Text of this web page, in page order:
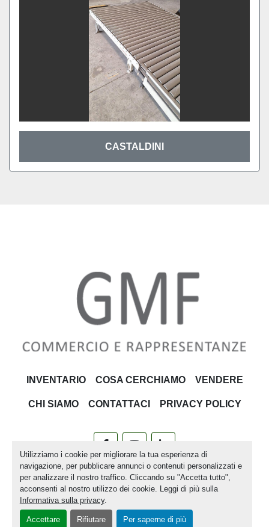
Utilizziamo i cookie per migliorare la tua esperienza di
navigazione, per pubblicare annunci o contenuti personalizzati e
per analizzare il nostro traffico. Cliccando su "Accetta tutto",
acconsenti al nostro utilizzo dei cookie. Leggi di più sulla
Informativa sulla privacy.
Accettare Rifiutare Per saperne di più
CASTALDINI
INVENTARIO COSA CERCHIAMO VENDERE
CHI SIAMO CONTATTACI PRIVACY POLICY
facebookyoutube linkedin
Machinio Systemsito web diMachinio
Personalizza le preferenze sui Cookies